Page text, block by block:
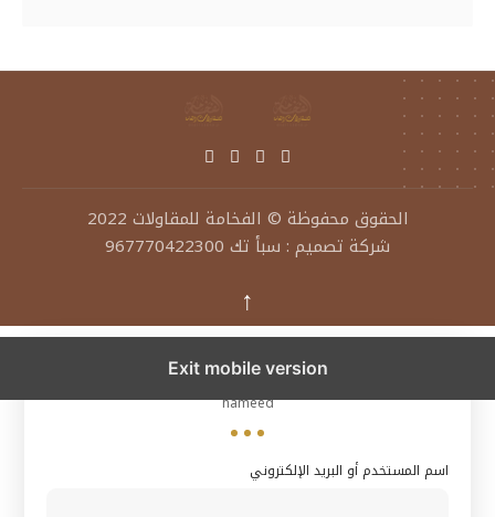
الحقوق محفوظة © الفخامة للمقاولات
شركة تصميم : سبأ تك 967770422300
↑
Exit mobile version
hameed
hameed
اسم المستخدم أو البريد الإلكتروني